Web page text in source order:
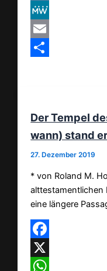
VK
MeWe
Email
Der Tempel
wann) stand
27. Dezember 2019
* von Roland M.
alttestamentlichen
eine längere
Facebook
X